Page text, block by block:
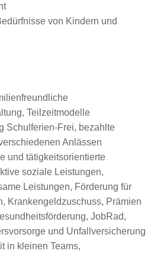
von Kindern und
Teilzeitmodelle
Schulferien-Frei, bezahlte
Anlässen
und tätigkeitsorientierte
soziale Leistungen,
Leistungen, Förderung für
Krankengeldzuschuss, Prämien
JobRad,
und Unfallversicherung
in kleinen Teams,